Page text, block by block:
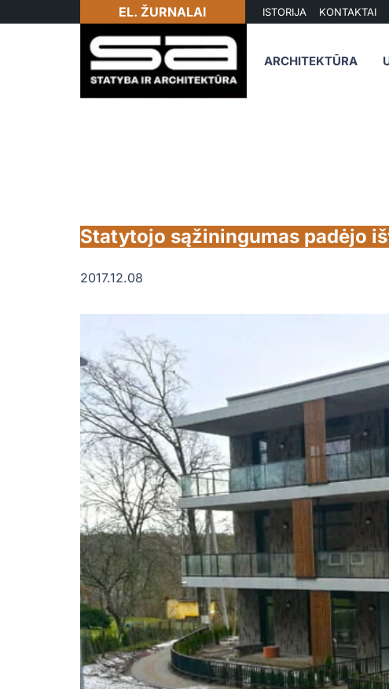
EL. ŽURNALAI ISTORIJA KONTAKTAI
ARCHITEKTŪRA
Statytojo sąžiningumas padėjo
2017.12.08